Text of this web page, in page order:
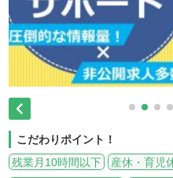

こだわりポイント！
残業月10時間以下
産休・育児